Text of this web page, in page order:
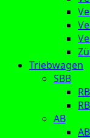
Triebwagen
SBB
AB